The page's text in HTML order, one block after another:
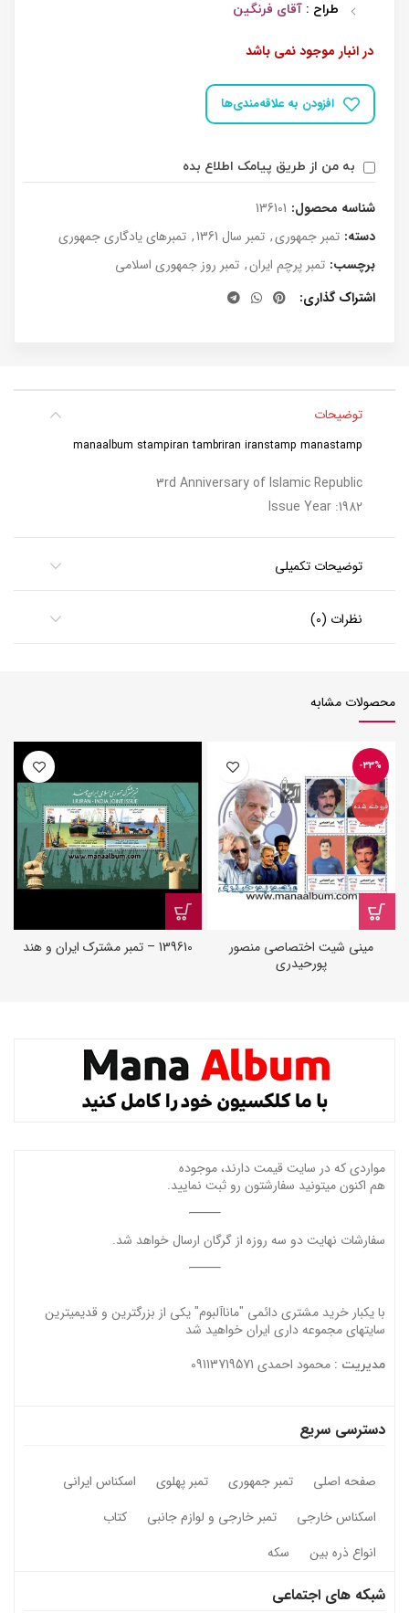
طراح : آقای فرنگین
در انبار موجود نمی باشد
افزودن به علاقه‌مندی‌ها
به من از طریق پیامک اطلاع بده
شناسه محصول: 136101
دسته: تمبر جمهوری, تمبر سال 1361 , تمبرهای یادگاری جمهوری
برچسب: تمبر پرچم ایران, تمبر روز جمهوری اسلامی
اشتراک گذاری
توضیحات
manaalbum stampiran tambriran iranstamp manastamp
3rd Anniversary of Islamic Republic
Issue Year :1982
توضیحات تکمیلی
نظرات (0)
محصولات مشابه
-33%
فروخته شده
مینی شیت اختصاصی منصور
پورحیدری
139610 – تمبر مشترک ایران و هند
مواردی که در سایت قیمت دارند، موجوده
هم اکنون میتونید سفارشتون رو ثبت نمایید.
سفارشات نهایت دو سه روزه از گرگان ارسال خواهد شد.
با یکبار خرید مشتری دائمی "ماناآلبوم" یکی از بزرگترین و قدیمیترین
سایتهای مجموعه داری ایران خواهید شد
مدیریت : محمود احمدی 09113719571
دسترسی سریع
صفحه اصلی تمبر جمهوری تمبر پهلوی
اسکناس ایرانی
اسکناس خارجی
تمبر خارجی و لوازم جانبی
کتاب
انواع ذره بین
سکه
شبکه های اجتماعی